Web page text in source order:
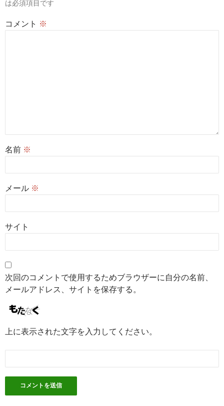
は必須項目です
コメント ※
名前 ※
メール ※
サイト
次回のコメントで使用するためブラウザーに自分の名前、
メールアドレス、サイトを保存する。
上に表示された文字を入力してください。